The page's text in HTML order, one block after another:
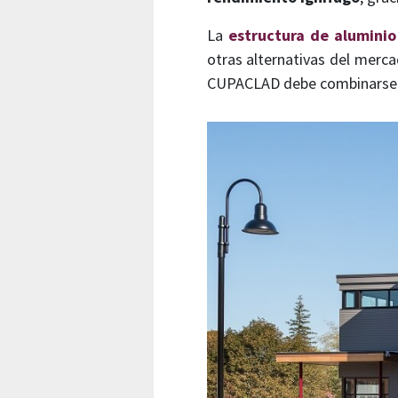
La estructura de aluminio
otras alternativas del
CUPACLAD debe